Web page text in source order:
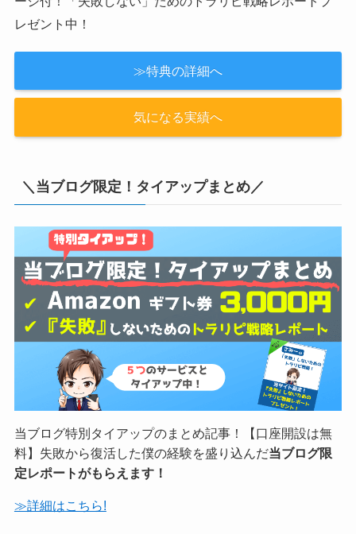
【2022年新レポート！】トラリピ
FX自動売買といえば、トラリピ！当サイト特別タイアッ
プ2022年追記した初めての人のためのスタートアップペ
ージ付！「失敗しない」ためのトラリピ戦略レポートプ
≫特典の詳細へ